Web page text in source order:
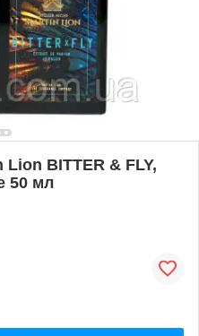
BITTER & FLY,
50 мл